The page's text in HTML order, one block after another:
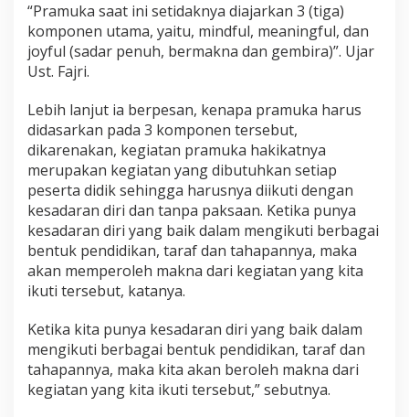
“Pramuka saat ini setidaknya diajarkan 3 (tiga)
komponen utama, yaitu, mindful, meaningful, dan
joyful (sadar penuh, bermakna dan gembira)”. Ujar
Ust. Fajri.
Lebih lanjut ia berpesan, kenapa pramuka harus
didasarkan pada 3 komponen tersebut,
dikarenakan, kegiatan pramuka hakikatnya
merupakan kegiatan yang dibutuhkan setiap
peserta didik sehingga harusnya diikuti dengan
kesadaran diri dan tanpa paksaan. Ketika punya
kesadaran diri yang baik dalam mengikuti berbagai
bentuk pendidikan, taraf dan tahapannya, maka
akan memperoleh makna dari kegiatan yang kita
ikuti tersebut, katanya.
Ketika kita punya kesadaran diri yang baik dalam
mengikuti berbagai bentuk pendidikan, taraf dan
tahapannya, maka kita akan beroleh makna dari
kegiatan yang kita ikuti tersebut,” sebutnya.